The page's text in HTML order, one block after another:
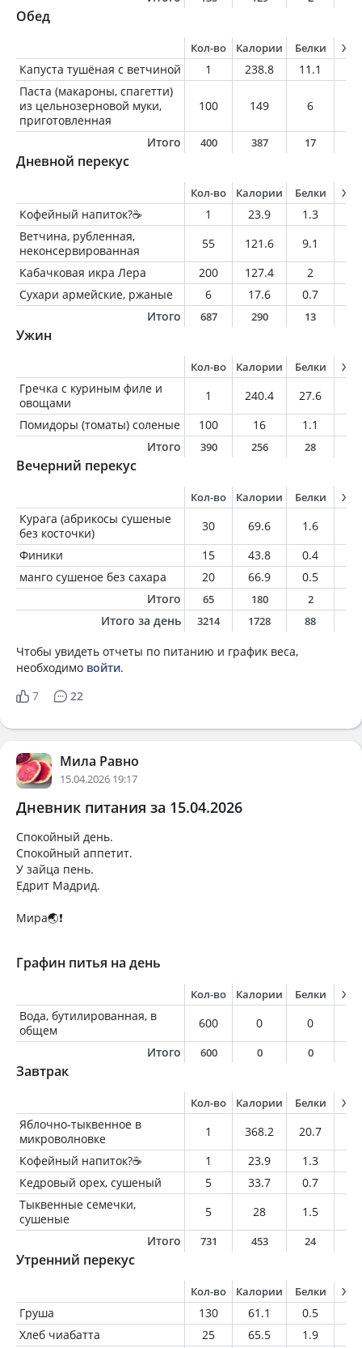
Обед
Кол-во Калории Белки
Капуста тушёная с ветчиной 1 238.8 11.1
Паста (макароны, спагетти)
из цельнозерновой муки,
приготовленная
100 149 6
Итого 400 387 17
Дневной перекус
Кол-во Калории Белки
Кофейный напиток?☕️ 1 23.9 1.3
Ветчина, рубленная,
неконсервированная
55 121.6 9.1
Кабачковая икра Лера
200 127.4 2
Сухари армейские, ржаные
6 17.6 0.7
Итого
687 290 13
Ужин
Кол-во Калории Белки
Гречка с куриным филе и
овощами
1 240.4 27.6
Помидоры (томаты) соленые
100 16 1.1
Итого
390 256 28
Вечерний перекус
Кол-во Калории Белки
Курага (абрикосы сушеные
без косточки)
30 69.6 1.6
Финики
15 43.8 0.4
манго сушеное без сахара
20 66.9 0.5
Итого
65 180 2
Итого за день 3214 1728 88
Чтобы увидеть отчеты по питанию и график веса,
необходимо войти.
7
22
Мила Равно
15.04.2026 19:17
Дневник питания за 15.04.2026
Спокойный день.
Спокойный аппетит.
У зайца пень.
Едрит Мадрид.
Мира🌏❗
Графин питья на день
Кол-во Калории Белки
Вода, бутилированная, в
общем
600 0 0
Итого
600 0 0
Завтрак
Кол-во Калории Белки
Яблочно-тыквенное в
микроволновке
1 368.2 20.7
Кофейный напиток?☕️
1 23.9 1.3
Кедровый орех, сушеный
5 33.7 0.7
Тыквенные семечки,
сушеные
5 28 1.5
Итого
731 453 24
Утренний перекус
Кол-во Калории Белки
Груша 130 61.1 0.5
Хлеб чиабатта
25 65.5 1.9